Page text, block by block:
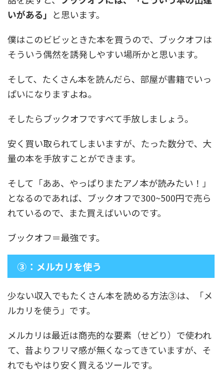
いがある」 と思います。
僕はこのビビッときた本を買うので、ブックオフは
そういう偶然を誘発しやすい場所かと思います。
そして、たくさん本を読んだら、部屋が書籍でいっ
ぱいになりますよね。
そしたらブックオフですべて手放しましょう。
安く買い取られてしまいますが、たった数分で、大
量の本を手放すことができます。
そして「ああ、やっぱりまたアノ本が読みたい！」
となるのであれば、ブックオフで300~500円で売ら
れているので、また買えばいいのです。
ブックオフ＝最強です。
③：メルカリを使う
少ない収入でもたくさん本を読める方法③は、「メ
ルカリを使う」です。
メルカリは最近は商売的な要素（せどり）で使われ
て、昔よりフリマ感が無くなってきていますが、そ
れでもやはり安く買えるツールです。